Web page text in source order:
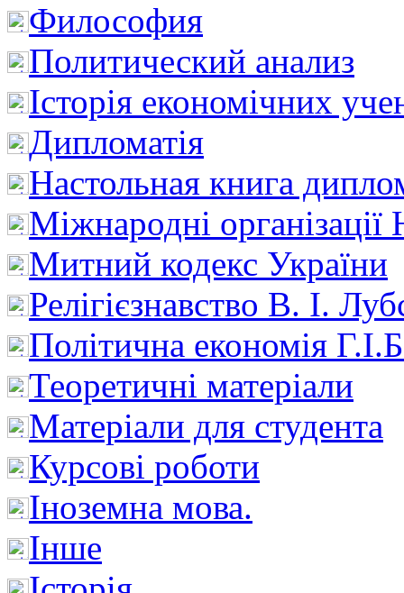
Философия
Политический анализ
Історія економічних
Дипломатія
Настольная книга
Міжнародні
Митний кодекс України
Релігієзнавство В. І.
Політична економія
Теоретичні матеріали
Матеріали для студента
Курсові роботи
Іноземна мова.
Інше